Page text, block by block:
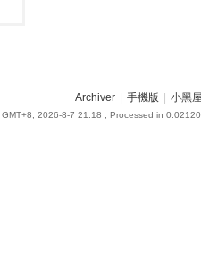
Archiver 手機版 小黑屋
GMT+8, 2026-8-7 21:18 , Processed in